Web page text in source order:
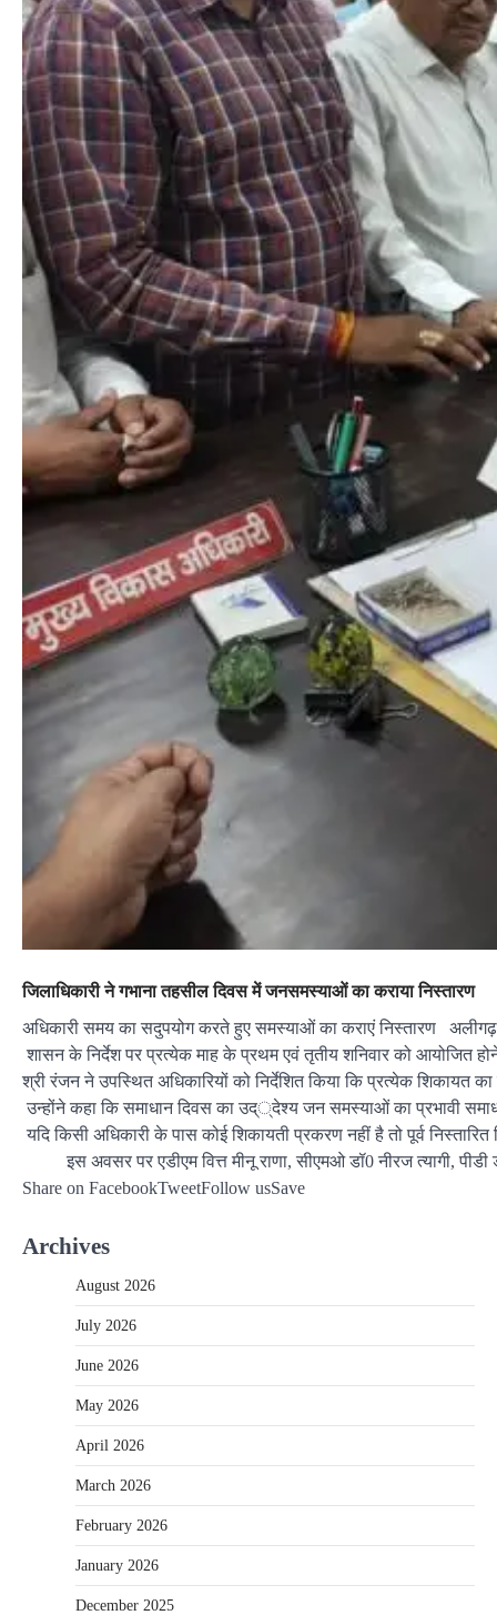
जिलाधिकारी ने गभाना तहसील दिवस में जनसमस्याओं का कराया निस्तारण
अधिकारी समय का सदुपयोग करते हुए समस्याओं का कराएं निस्तारण अलीगढ़
शासन के निर्देश पर प्रत्येक माह के प्रथम एवं तृतीय शनिवार को आयोजित
श्री रंजन ने उपस्थित अधिकारियों को निर्देशित किया कि प्रत्येक शिकायत
उन्होंने कहा कि समाधान दिवस का उद््देश्य जन समस्याओं का प्रभावी
यदि किसी अधिकारी के पास कोई शिकायती प्रकरण नहीं है तो पूर्व
इस अवसर पर एडीएम वित्त मीनू राणा, सीएमओ डॉ0 नीरज त्यागी, पीडी
Share on FacebookTweetFollow usSave
Archives
August 2026
July 2026
June 2026
May 2026
April 2026
March 2026
February 2026
January 2026
December 2025